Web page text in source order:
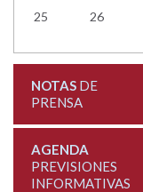
25 26
NOTASDE
PRENSA
AGENDA
PREVISIONES
INFORMATIVAS